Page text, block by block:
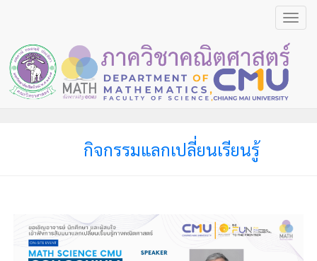
กิจกรรมแลกเปลี่ยนเรียนรู้